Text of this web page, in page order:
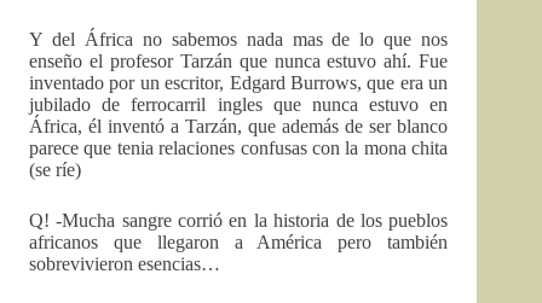
Y del África no sabemos nada mas de lo que nos
enseño el profesor Tarzán que nunca estuvo ahí. Fue
inventado por un escritor, Edgard Burrows, que era un
jubilado de ferrocarril ingles que nunca estuvo en
África, él inventó a Tarzán, que además de ser blanco
parece que tenia relaciones confusas con la mona chita
(se ríe)
Q! -Mucha sangre corrió en la historia de los pueblos
africanos que llegaron a América pero también
sobrevivieron esencias…